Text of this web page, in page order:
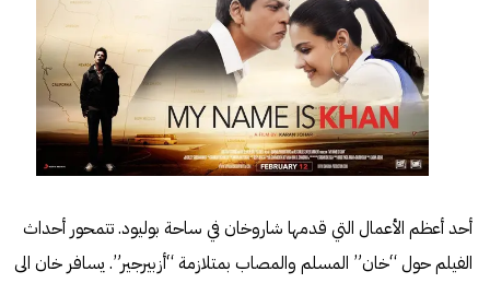
أحد أعظم الأعمال التي قدمها شاروخان في ساحة بوليود. تتمحور أحداث
الفيلم حول “خان” المسلم والمصاب بمتلازمة “أزبيرجير”. يسافر خان الى